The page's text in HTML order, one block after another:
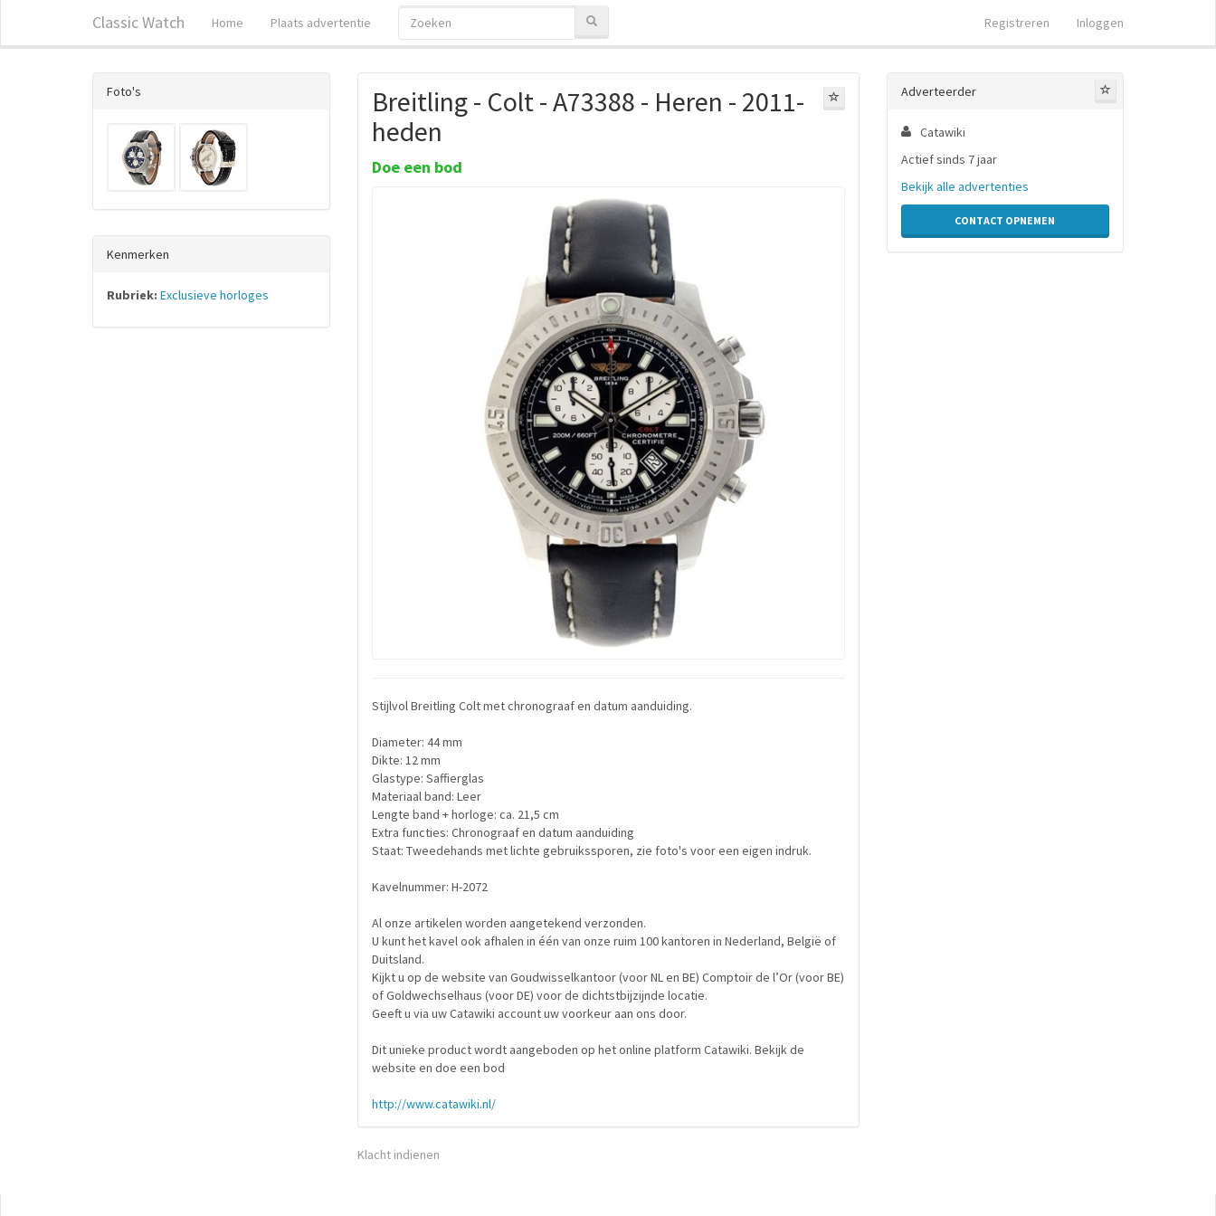
Classic Watch Home Plaats advertentie Registreren Inloggen
Breitling - Colt - A73388 - Heren - 2011-
heden
Doe een bod
Stijlvol Breitling Colt met chronograaf en datum aanduiding.
Diameter: 44 mm
Dikte: 12 mm
Glastype: Saffierglas
Materiaal band: Leer
Lengte band + horloge: ca. 21,5 cm
Extra functies: Chronograaf en datum aanduiding
Staat: Tweedehands met lichte gebruikssporen, zie foto's voor een eigen indruk.
Kavelnummer: H-2072
Al onze artikelen worden aangetekend verzonden.
U kunt het kavel ook afhalen in één van onze ruim 100 kantoren in Nederland, België of
Duitsland.
Kijkt u op de website van Goudwisselkantoor (voor NL en BE) Comptoir de l’Or (voor BE)
of Goldwechselhaus (voor DE) voor de dichtstbijzijnde locatie.
Geeft u via uw Catawiki account uw voorkeur aan ons door.
Dit unieke product wordt aangeboden op het online platform Catawiki. Bekijk de
website en doe een bod
http://www.catawiki.nl/
Klacht indienen
Foto's
Kenmerken
Rubriek: Exclusieve horloges
Adverteerder
Catawiki
Actief sinds 7 jaar
Bekijk alle advertenties
CONTACT OPNEMEN